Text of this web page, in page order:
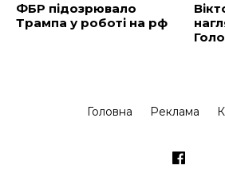
ФБР підозрювало
Трампа у роботі на рф
Головна Реклама